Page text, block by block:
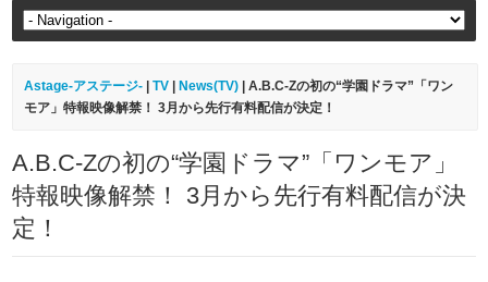
Astage-アステージ- |TV News(TV) | A.B.C-Zの初の“学園ドラマ”「ワン
モア」特報映像解禁！ 3月から先行有料配信が決定！
A.B.C-Zの初の“学園ドラマ”「ワンモア」
特報映像解禁！ 3月から先行有料配信が決
定！